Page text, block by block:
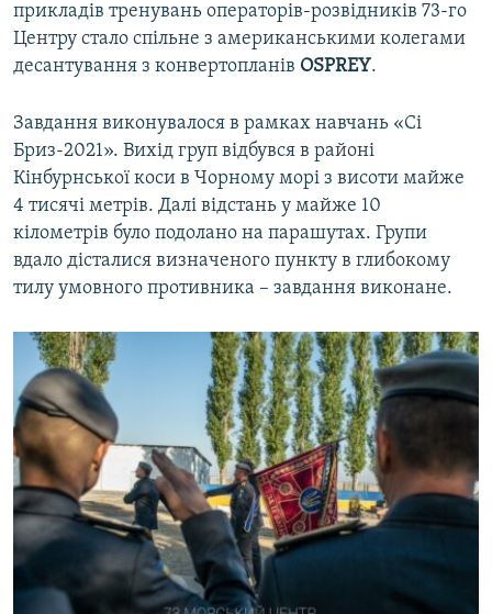
прикладів тренувань операторів-розвідників 73-го
Центру стало спільне з американськими колегами
десантування з конвертопланів OSPREY.
Завдання виконувалося в рамках навчань «Сі
Бриз-2021». Вихід груп відбувся в районі
Кінбурнської коси в Чорному морі з висоти майже
4 тисячі метрів. Далі відстань у майже 10
кілометрів було подолано на парашутах. Групи
вдало дісталися визначеного пункту в глибокому
тилу умовного противника – завдання виконане.